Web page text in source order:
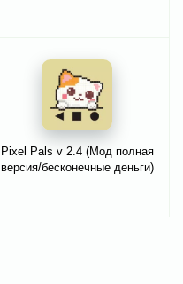
Pixel Pals v 2.4 (Мод полная
версия/бесконечные деньги)